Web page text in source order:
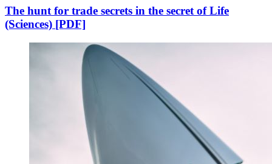
The hunt for trade secrets in the secret of Life
(Sciences) [PDF]